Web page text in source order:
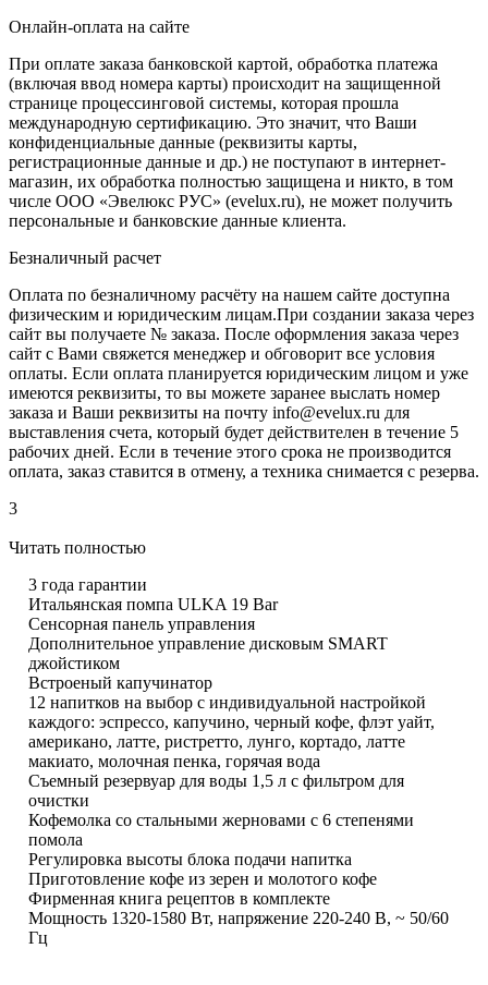
Онлайн-оплата на сайте
При оплате заказа банковской картой, обработка платежа
(включая ввод номера карты) происходит на защищенной
странице процессинговой системы, которая прошла
международную сертификацию. Это значит, что Ваши
конфиденциальные данные (реквизиты карты,
регистрационные данные и др.) не поступают в интернет-
магазин, их обработка полностью защищена и никто, в том
числе ООО «Эвелюкс РУС» (evelux.ru), не может получить
персональные и банковские данные клиента.
Безналичный расчет
Оплата по безналичному расчёту на нашем сайте доступна
физическим и юридическим лицам.При создании заказа через
сайт вы получаете № заказа. После оформления заказа через
сайт с Вами свяжется менеджер и обговорит все условия
оплаты. Если оплата планируется юридическим лицом и уже
имеются реквизиты, то вы можете заранее выслать номер
заказа и Ваши реквизиты на почту info@evelux.ru для
выставления счета, который будет действителен в течение 5
рабочих дней. Если в течение этого срока не производится
оплата, заказ ставится в отмену, а техника снимается с резерва.
3
Читать полностью
3 года гарантии
Итальянская помпа ULKA 19 Bar
Сенсорная панель управления
Дополнительное управление дисковым SMART
джойстиком
Встроеный капучинатор
12 напитков на выбор с индивидуальной настройкой
каждого: эспрессо, капучино, черный кофе, флэт уайт,
американо, латте, ристретто, лунго, кортадо, латте
макиато, молочная пенка, горячая вода
Съемный резервуар для воды 1,5 л с фильтром для
очистки
Кофемолка со стальными жерновами с 6 степенями
помола
Регулировка высоты блока подачи напитка
Приготовление кофе из зерен и молотого кофе
Фирменная книга рецептов в комплекте
Мощность 1320-1580 Вт, напряжение 220-240 В, ~ 50/60
Гц